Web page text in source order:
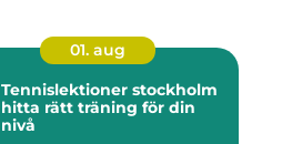
01. aug
Tennislektioner stockholm
hitta rätt träning för din
nivå